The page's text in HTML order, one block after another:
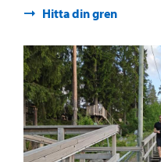
Hitta din gren